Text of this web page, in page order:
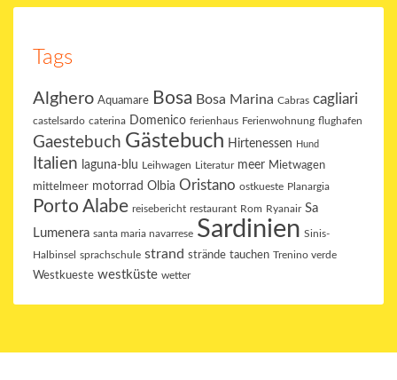
Tags
Alghero Aquamare Bosa Bosa Marina Cabras cagliari
castelsardo caterina Domenico ferienhaus Ferienwohnung flughafen
Gaestebuch Gästebuch Hirtenessen Hund
Italien laguna-blu Leihwagen Literatur meer Mietwagen
mittelmeer motorrad Olbia Oristano ostkueste Planargia
Porto Alabe reisebericht restaurant Rom Ryanair Sa
Lumenera santa maria navarrese Sardinien Sinis-
Halbinsel sprachschule strand strände tauchen Trenino verde
Westkueste westküste wetter